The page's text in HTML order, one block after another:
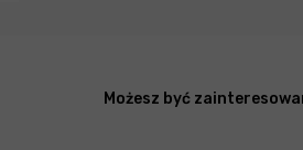
Możesz być